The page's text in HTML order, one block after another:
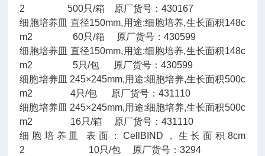
2 500只/箱 原厂货号：430167
细胞培养皿 直径150mm,用途:细胞培养,生长面积148c
m2 60只/箱 原厂货号：430599
细胞培养皿 直径150mm,用途:细胞培养,生长面积148c
m2 5只/包 原厂货号：430599
细胞培养皿 245×245mm,用途:细胞培养,生长面积500c
m2 4只/包 原厂货号：431110
细胞培养皿 245×245mm,用途:细胞培养,生长面积500c
m2 16只/箱 原厂货号：431110
细胞培养皿 表面：CellBIND，生长面积8cm
2 10只/包 原厂货号：3294